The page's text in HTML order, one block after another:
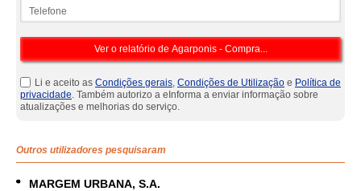
Li e aceito as Condições gerais, Condições de Utilização e Política de
privacidade. Também autorizo a eInforma a enviar informação sobre
atualizações e melhorias do serviço.
Outros utilizadores pesquisaram
MARGEM URBANA, S.A.